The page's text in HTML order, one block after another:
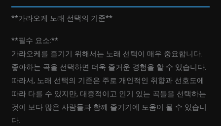
**가라오케 노래 선택의 기준**
**필수 요소:**
가라오케를 즐기기 위해서는 노래 선택이 매우 중요합니다.
좋아하는 곡을 선택하면 더욱 즐거운 경험을 할 수 있습니다.
따라서, 노래 선택의 기준은 주로 개인적인 취향과 선호도에
따라 다를 수 있지만, 대중적이고 인기 있는 곡들을 선택하는
것이 보다 많은 사람들과 함께 즐기기에 도움이 될 수 있습니
다.